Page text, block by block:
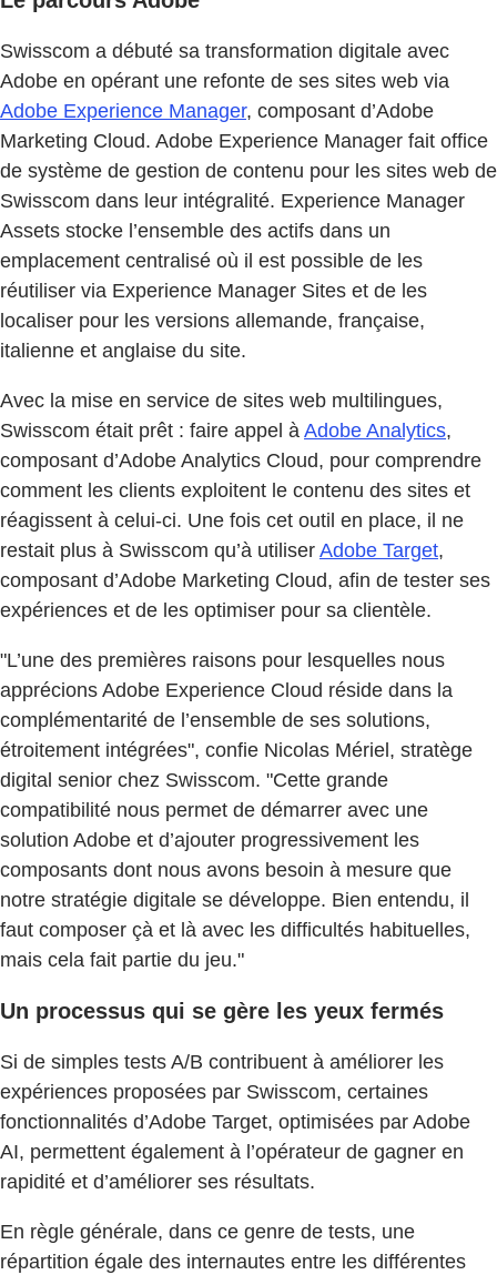
Swisscom a débuté sa transformation digitale avec
Adobe en opérant une refonte de ses sites web via
Adobe Experience Manager, composant d’Adobe
Marketing Cloud. Adobe Experience Manager fait office
de système de gestion de contenu pour les sites web de
Swisscom dans leur intégralité. Experience Manager
Assets stocke l’ensemble des actifs dans un
emplacement centralisé où il est possible de les
réutiliser via Experience Manager Sites et de les
localiser pour les versions allemande, française,
italienne et anglaise du site.
Avec la mise en service de sites web multilingues,
Swisscom était prêt : faire appel à Adobe Analytics,
composant d’Adobe Analytics Cloud, pour comprendre
comment les clients exploitent le contenu des sites et
réagissent à celui-ci. Une fois cet outil en place, il ne
restait plus à Swisscom qu’à utiliser Adobe Target,
composant d’Adobe Marketing Cloud, afin de tester ses
expériences et de les optimiser pour sa clientèle.
"L’une des premières raisons pour lesquelles nous
apprécions Adobe Experience Cloud réside dans la
complémentarité de l’ensemble de ses solutions,
étroitement intégrées", confie Nicolas Mériel, stratège
digital senior chez Swisscom. "Cette grande
compatibilité nous permet de démarrer avec une
solution Adobe et d’ajouter progressivement les
composants dont nous avons besoin à mesure que
notre stratégie digitale se développe. Bien entendu, il
faut composer çà et là avec les difficultés habituelles,
mais cela fait partie du jeu."
Un processus qui se gère les yeux fermés
Si de simples tests A/B contribuent à améliorer les
expériences proposées par Swisscom, certaines
fonctionnalités d’Adobe Target, optimisées par Adobe
AI, permettent également à l’opérateur de gagner en
rapidité et d’améliorer ses résultats.
En règle générale, dans ce genre de tests, une
répartition égale des internautes entre les différentes